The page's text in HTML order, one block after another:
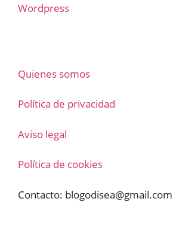
Wordpress
Quienes somos
Política de privacidad
Aviso legal
Política de cookies
Contacto: blogodisea@gmail.com